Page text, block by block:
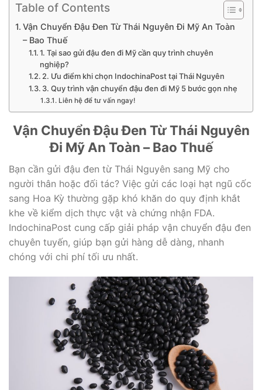
Table of Contents
Vận Chuyển Đậu Đen Từ Thái Nguyên Đi Mỹ An Toàn
– Bao Thuế
1. Tại sao gửi đậu đen đi Mỹ cần quy trình chuyên
nghiệp?
2. Ưu điểm khi chọn IndochinaPost tại Thái Nguyên
3. Quy trình vận chuyển đậu đen đi Mỹ 5 bước gọn nhẹ
Liên hệ để tư vấn ngay!
Vận Chuyển Đậu Đen Từ Thái Nguyên
Đi Mỹ An Toàn – Bao Thuế
Bạn cần gửi đậu đen từ Thái Nguyên sang Mỹ cho
người thân hoặc đối tác? Việc gửi các loại hạt ngũ cốc
sang Hoa Kỳ thường gặp khó khăn do quy định khắt
khe về kiểm dịch thực vật và chứng nhận FDA.
IndochinaPost cung cấp giải pháp vận chuyển đậu đen
chuyên tuyến, giúp bạn gửi hàng dễ dàng, nhanh
chóng với chi phí tối ưu nhất.